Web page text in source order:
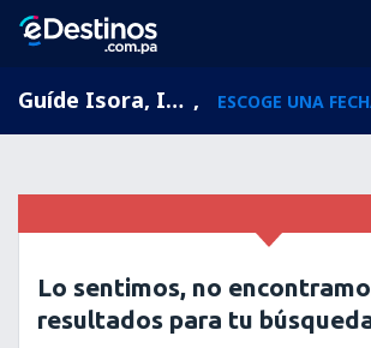
Guíde Isora, Islas Canarias, España , ESCOGE UNA
Lo sentimos, no
resultados para tu